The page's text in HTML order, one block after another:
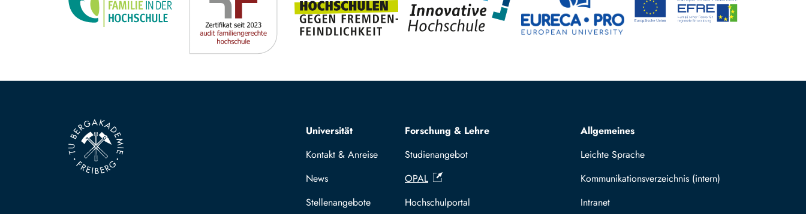
Top navigation
Universität
Kontakt & Anreise
News
Stellenangebote
Forschung & Lehre
Studienangebot
OPAL
Hochschulportal
Allgemeines
Leichte Sprache
Kommunikationsverzeichnis (intern)
Intranet